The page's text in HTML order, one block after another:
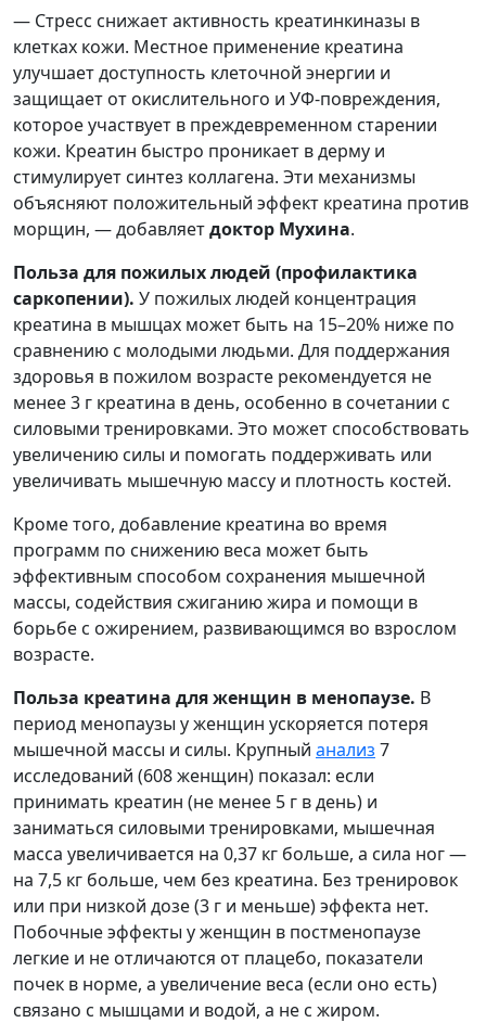
— Стресс снижает активность креатинкиназы в
клетках кожи. Местное применение креатина
улучшает доступность клеточной энергии и
защищает от окислительного и УФ-повреждения,
которое участвует в преждевременном старении
кожи. Креатин быстро проникает в дерму и
стимулирует синтез коллагена. Эти механизмы
объясняют положительный эффект креатина против
морщин, — добавляетдоктор Мухина.
Польза для пожилых людей (профилактика
саркопении). У пожилых людей концентрация
креатина в мышцах может быть на 15–20% ниже по
сравнению с молодыми людьми. Для поддержания
здоровья в пожилом возрасте рекомендуется не
менее 3 г креатина в день, особенно в сочетании с
силовыми тренировками. Это может способствовать
увеличению силы и помогать поддерживать или
увеличивать мышечную массу и плотность костей.
Кроме того, добавление креатина во время
программ по снижению веса может быть
эффективным способом сохранения мышечной
массы, содействия сжиганию жира и помощи в
борьбе с ожирением, развивающимся во взрослом
возрасте.
Польза креатина для женщин в менопаузе. В
период менопаузы у женщин ускоряется потеря
мышечной массы и силы. Крупный анализ 7
исследований (608 женщин) показал: если
принимать креатин (не менее 5 г в день) и
заниматься силовыми тренировками, мышечная
масса увеличивается на 0,37 кг больше, а сила ног —
на 7,5 кг больше, чем без креатина. Без тренировок
или при низкой дозе (3 г и меньше) эффекта нет.
Побочные эффекты у женщин в постменопаузе
легкие и не отличаются от плацебо, показатели
почек в норме, а увеличение веса (если оно есть)
связано с мышцами и водой, а не с жиром.